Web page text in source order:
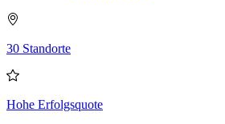
30 Standorte
Hohe Erfolgsquote